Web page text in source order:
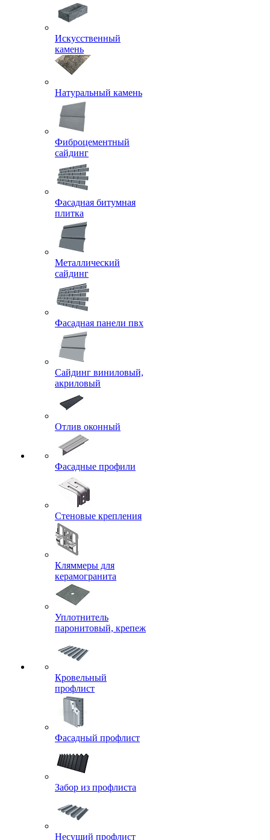
Искусственный
камень
Натуральный камень
Фиброцементный
сайдинг
Фасадная битумная
плитка
Металлический
сайдинг
Фасадная панели пвх
Сайдинг виниловый,
акриловый
Отлив оконный
Фасадные профили
Стеновые крепления
Кляммеры для
керамогранита
Уплотнитель
паронитовый, крепеж
Кровельный
профлист
Фасадный профлист
Забор из профлиста
Несущий профлист